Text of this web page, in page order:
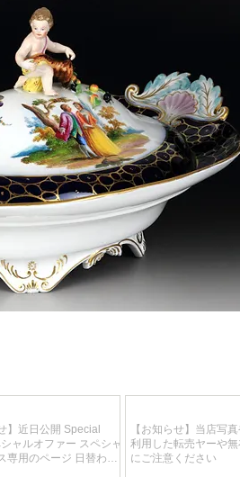
】近日公開 Special
ャルオファー スペシャ
専用のページ 日替わ
【お知らせ】当店写
利用した転売ヤーや
にご注意ください